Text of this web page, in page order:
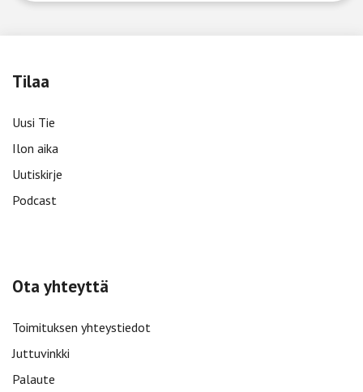
Tilaa
Uusi Tie
Ilon aika
Uutiskirje
Podcast
Ota yhteyttä
Toimituksen yhteystiedot
Juttuvinkki
Palaute